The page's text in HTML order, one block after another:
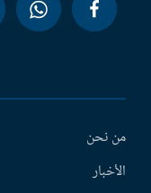
من نحن
الأخبار